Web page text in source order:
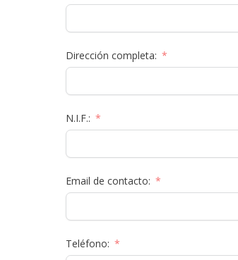
Dirección completa:
N.I.F.:
Email de contacto:
Teléfono: